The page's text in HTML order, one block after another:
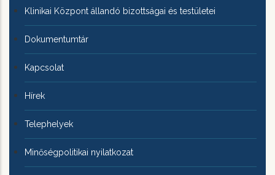
Klinikai Központ állandó bizottságai és testületei
Dokumentumtár
Kapcsolat
Hírek
Telephelyek
Minőségpolitikai nyilatkozat